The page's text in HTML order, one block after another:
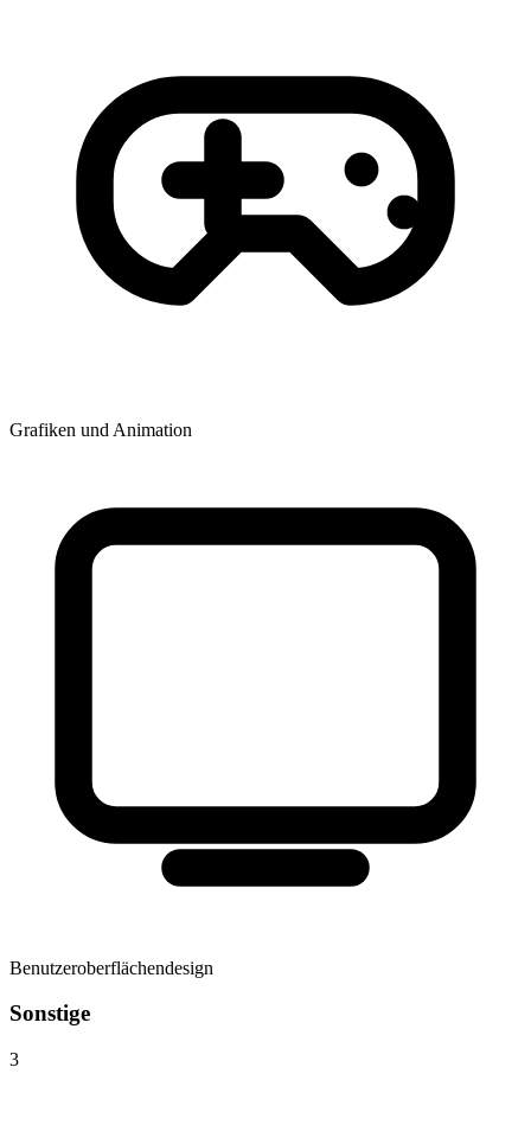
Grafiken und Animation
Benutzeroberflächendesign
Sonstige
3